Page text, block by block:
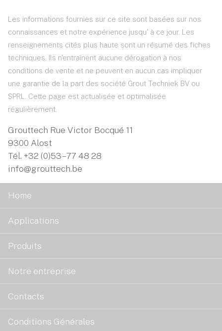
Les informations fournies sur ce site sont basées sur nos
connaissances et notre expérience jusqu' à ce jour. Les
renseignements cités plus haute sont un résumé des fiches
techniques. Ils n'entraînent aucune dérogation à nos
conditions de vente et ne peuvent en aucun cas impliquer
une garantie de la part des société Grout Techniek BV ou
SPRL. Cette page est actualisée et optimalisée
régulièrement.
Grouttech Rue Victor Bocqué 11
9300 Alost
Tél. +32 (0)53 – 77 48 28
info@grouttech.be
Home
Applications
Produits
Notre entreprise
Contacts
Conditions Générales